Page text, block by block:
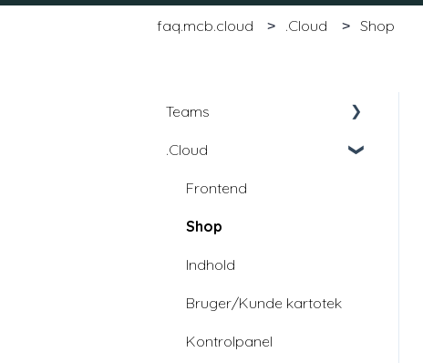
faq.mcb.cloud .Cloud Shop
Teams
Education
Education -
.Cloud
Frontend
Shop
Indhold
Bruger/Kunde kartotek
Kontrolpanel